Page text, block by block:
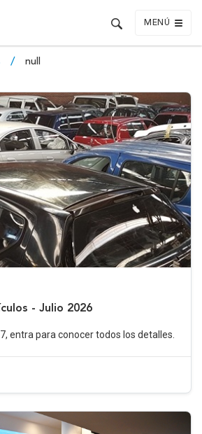
MENÚ
null
- Julio 2026
entra para conocer todos los detalles.